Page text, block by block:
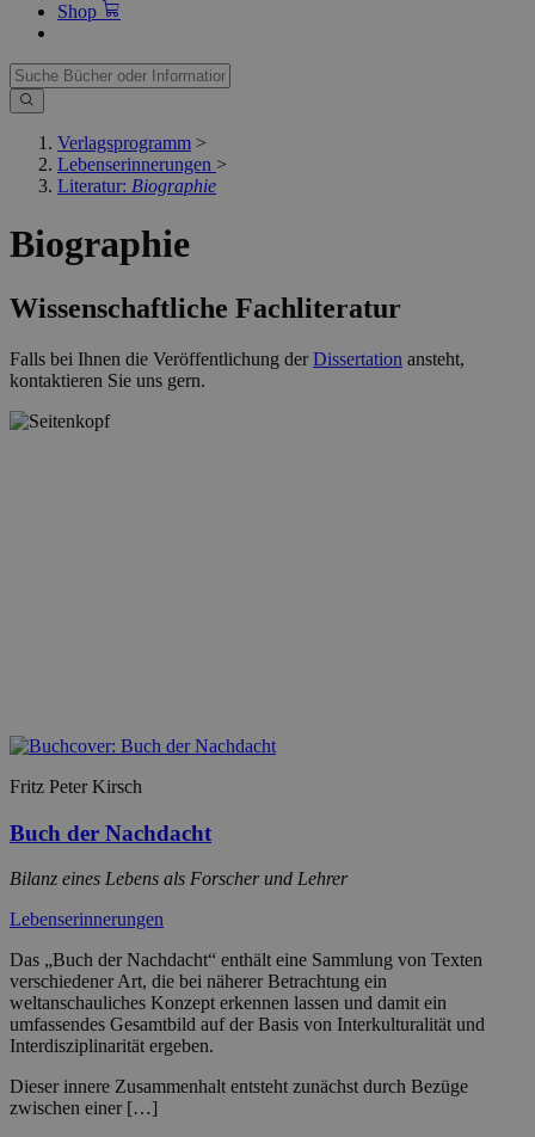
Shop
Verlagsprogramm >
Lebenserinnerungen >
Literatur: Biographie
Biographie
Wissenschaftliche Fachliteratur
Falls bei Ihnen die Veröffentlichung derDissertation ansteht,
kontaktieren Sie uns gern.
Fritz Peter Kirsch
Buch der Nachdacht
Bilanz eines Lebens als Forscher und Lehrer
Lebenserinnerungen
Das „Buch der Nachdacht“ enthält eine Sammlung von Texten
verschiedener Art, die bei näherer Betrachtung ein
weltanschauliches Konzept erkennen lassen und damit ein
umfassendes Gesamtbild auf der Basis von Interkulturalität und
Interdisziplinarität ergeben.
Dieser innere Zusammenhalt entsteht zunächst durch Bezüge
zwischen einer […]